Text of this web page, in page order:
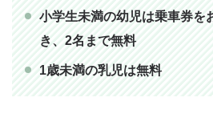
小学生未満の幼児は乗車券を
き、2名まで無料
1歳未満の乳児は無料